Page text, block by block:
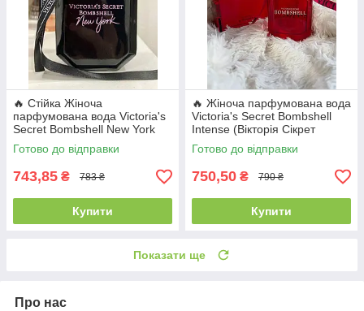
🔥 Стійка Жіноча
парфумована вода Victoria's
Secret Bombshell New York
(Вікторія’с Сікрет Бомбшел
Нью-Йорк) 100 мл
Готово до відправки
743,85 ₴ 783 ₴
Купити
🔥 Жіноча парфумована вода
Victoria's Secret Bombshell
Intense (Вікторія Сікрет
Бомбшел Інтенс) 100
мл. Фруктово-квітковий
аромат
Готово до відправки
750,50 ₴ 790 ₴
Купити
Показати ще
Про нас